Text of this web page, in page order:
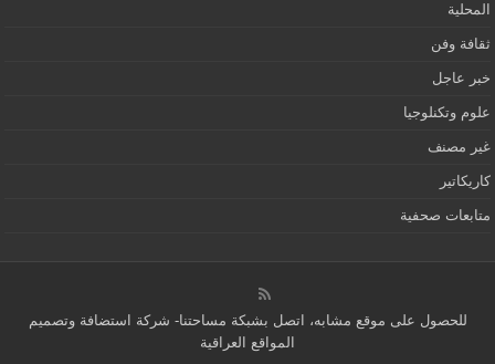
المحلية
ثقافة وفن
خبر عاجل
علوم وتكنلوجيا
غير مصنف
كاريكاتير
متابعات صحفية
للحصول على موقع مشابه، اتصل بشبكة مساحتنا- شركة استضافة وتصميم
المواقع العراقية